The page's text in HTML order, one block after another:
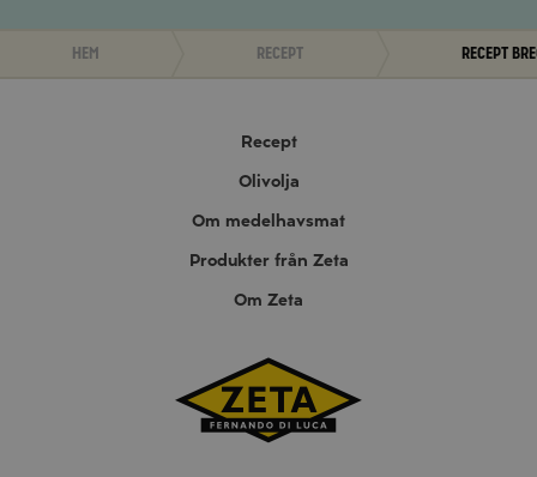
Hem Recept Recept
Recept
Olivolja
Om medelhavsmat
Produkter från Zeta
Om Zeta